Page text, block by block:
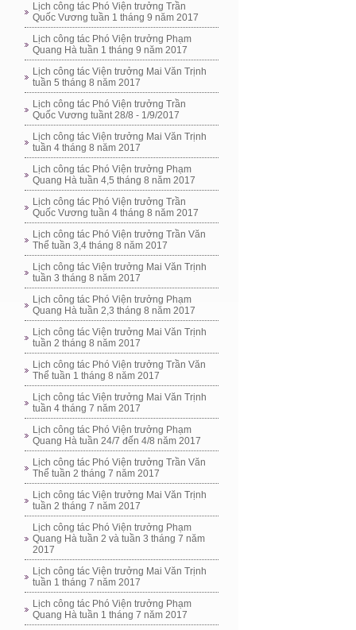
Lịch công tác Phó Viện trưởng Trần
Quốc Vương tuần 1 tháng 9 năm 2017
Lịch công tác Phó Viện trưởng Phạm
Quang Hà tuần 1 tháng 9 năm 2017
Lịch công tác Viện trưởng Mai Văn Trịnh
tuần 5 tháng 8 năm 2017
Lịch công tác Phó Viện trưởng Trần
Quốc Vương tuầnt 28/8 - 1/9/2017
Lịch công tác Viện trưởng Mai Văn Trịnh
tuần 4 tháng 8 năm 2017
Lịch công tác Phó Viện trưởng Phạm
Quang Hà tuần 4,5 tháng 8 năm 2017
Lịch công tác Phó Viện trưởng Trần
Quốc Vương tuần 4 tháng 8 năm 2017
Lịch công tác Phó Viện trưởng Trần Văn
Thể tuần 3,4 tháng 8 năm 2017
Lịch công tác Viện trưởng Mai Văn Trịnh
tuần 3 tháng 8 năm 2017
Lịch công tác Phó Viện trưởng Phạm
Quang Hà tuần 2,3 tháng 8 năm 2017
Lịch công tác Viện trưởng Mai Văn Trịnh
tuần 2 tháng 8 năm 2017
Lịch công tác Phó Viện trưởng Trần Văn
Thể tuần 1 tháng 8 năm 2017
Lịch công tác Viện trưởng Mai Văn Trịnh
tuần 4 tháng 7 năm 2017
Lịch công tác Phó Viện trưởng Phạm
Quang Hà tuần 24/7 đến 4/8 năm 2017
Lịch công tác Phó Viện trưởng Trần Văn
Thể tuần 2 tháng 7 năm 2017
Lịch công tác Viện trưởng Mai Văn Trịnh
tuần 2 tháng 7 năm 2017
Lịch công tác Phó Viện trưởng Phạm
Quang Hà tuần 2 và tuần 3 tháng 7 năm
2017
Lịch công tác Viện trưởng Mai Văn Trịnh
tuần 1 tháng 7 năm 2017
Lịch công tác Phó Viện trưởng Phạm
Quang Hà tuần 1 tháng 7 năm 2017